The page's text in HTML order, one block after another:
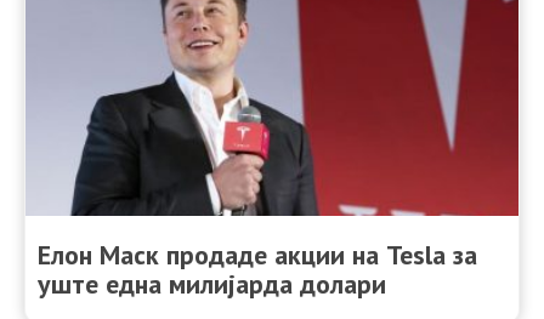
Елон Маск продаде акции на Tesla за
уште една милијарда долари